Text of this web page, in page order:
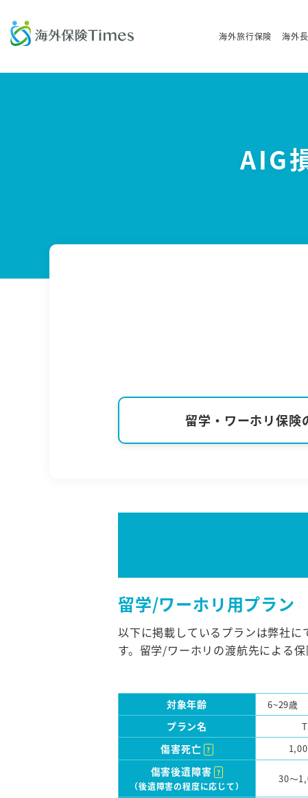
海外旅行保険 海外
AIG
留学・ワーホリ保険
留学/ワーホリ用プラン
以下に掲載しているプランは弊社
す。留学/ワーホリの渡航先による保
対象年齢 6~29歳
プラン名
傷害死亡 ?
傷害後遺障害 ?
（後遺障害の程度に応じて）
30～